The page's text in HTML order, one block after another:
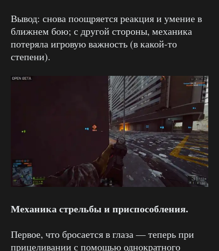
Вывод: снова поощряется реакция и умение в
ближнем бою; с другой стороны, механика
потеряла игровую важность (в какой-то
степени).
Механика стрельбы и приспособления.
Первое, что бросается в глаза — теперь при
прицеливании с помощью однократного